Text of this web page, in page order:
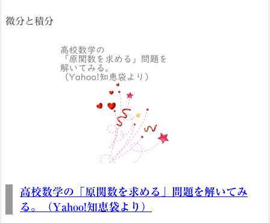
微分と積分
高校数学の「原関数を求める」問題を解いてみ
る。（Yahoo!知恵袋より）